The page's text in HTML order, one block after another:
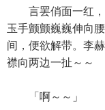
言罢俏面一红，
玉手颤颤巍巍伸向腰
间，便欲解带。李
襟向两边一扯～～
「啊～～」